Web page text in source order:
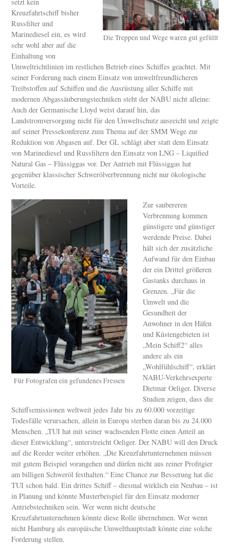
Die Treppen und Wege waren gut gefüllt
Kreuzfahrtschiff bisher
Russfilter und
Marinediesel ein, es wird
sehr wohl aber auf die
Einhaltung von
Umweltrichtlinien im restlichen Betrieb eines Schiffes geachtet. Mit
seiner Forderung nach einem Einsatz von umweltfreundlicheren
Treibstoffen auf Schiffen und die Ausrüstung aller Schiffe mit
modernen Abgassäuberungstechniken steht der NABU nicht alleine:
Auch der Germanische Lloyd weist darauf hin, das
Landstromversorgung nicht für den Umweltschutz ausreicht und zeigte
auf seiner Pressekonferenz zum Thema auf der SMM Wege zur
Reduktion von Abgasen auf. Der GL schlägt aber statt dem Einsatz
von Marinediesel und Russfiltern den Einsatz von LNG – Liquified
Natural Gas – Flüssiggas vor. Der Antrieb mit Flüssiggas hat
gegenüber klassischer Schwerölverbrennung nicht nur ökologische
Vorteile.
Für Fotografen ein gefundenes Fressen
Zur saubereren
Verbrennung kommen
günstigere und günstiger
werdende Preise. Dabei
hält sich der zusätzliche
Aufwand für den Einbau
der ein Drittel größeren
Gastanks durchaus in
Grenzen. „Für die
Umwelt und die
Gesundheit der
Anwohner in den Häfen
und Küstengebieten ist
„Mein Schiff2“ alles
andere als ein
„Wohlfühlschiff“, erklärt
NABU-Verkehrsexperte
Dietmar Oeliger. Diverse
Studien zeigen, dass die
Schiffsemissionen weltweit jedes Jahr bis zu 60.000 vorzeitige
Todesfälle verursachen, allein in Europa sterben daran bis zu 24.000
Menschen. „TUI hat mit seiner wachsenden Flotte einen Anteil an
dieser Entwicklung“, unterstreicht Oeliger. Der NABU will den Druck
auf die Reeder weiter erhöhen. „Die Kreuzfahrtunternehmen müssen
mit gutem Beispiel vorangehen und dürfen nicht aus reiner Profitgier
am billigen Schweröl festhalten.“ Eine Chance zur Besserung hat die
TUI schon bald. Ein drittes Schiff – diesmal wirklich ein Neubau – ist
in Planung und könnte Musterbeispiel für den Einsatz moderner
Antriebstechniken sein. Wer wenn nicht deutsche
Kreuzfahrtunternehmen könnte diese Rolle übernehmen. Wer wenn
nicht Hamburg als europäische Umwelthauptstadt könnte eine solche
Forderung stellen.